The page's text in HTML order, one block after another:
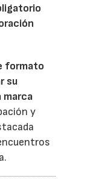
formato
su
marca
y